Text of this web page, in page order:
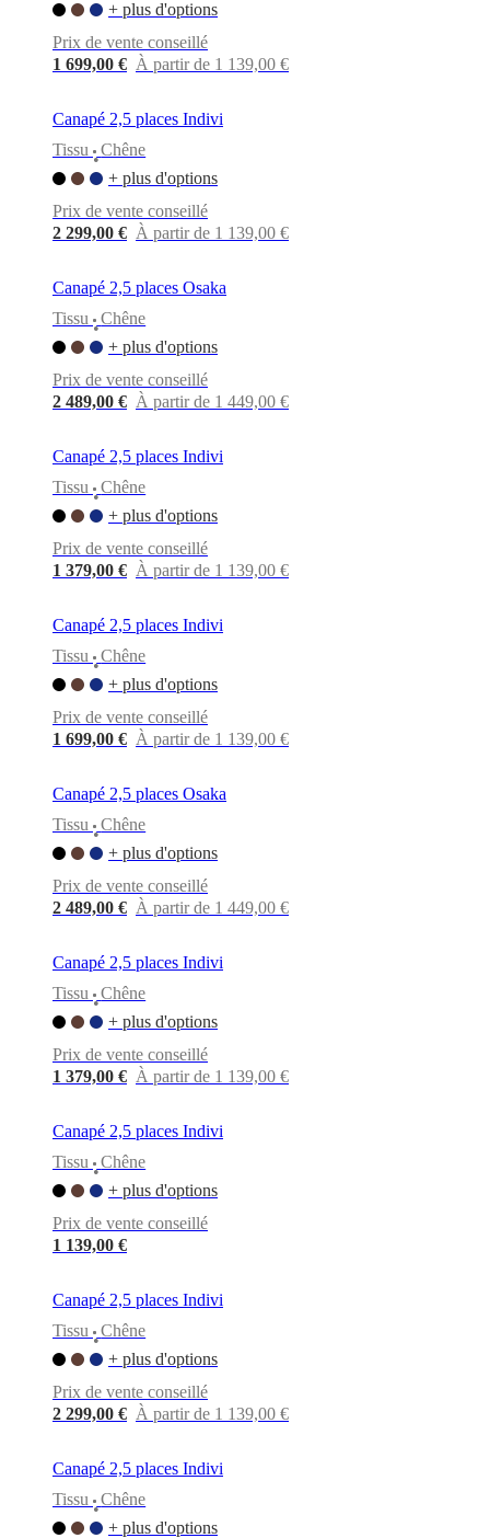
l’entreprise L’histoireEspace
Savoir-
qualitéRencontre
designersPersonnalisationCarrières
certificationsDéclaration
d’accessibilitéDevenir
Program
Projects Articles
+ plus d'options
Prix de vente conseillé
1 699,00 € À partir de 1 139,00 €
Canapé 2,5 places Indivi
Tissu
•
Chêne
+ plus d'options
Prix de vente conseillé
2 299,00 € À partir de 1 139,00 €
Canapé 2,5 places Osaka
Tissu
•
Chêne
+ plus d'options
Prix de vente conseillé
2 489,00 € À partir de 1 449,00 €
Canapé 2,5 places Indivi
Tissu
•
Chêne
+ plus d'options
Prix de vente conseillé
1 379,00 € À partir de 1 139,00 €
Canapé 2,5 places Indivi
Tissu
•
Chêne
+ plus d'options
Prix de vente conseillé
1 699,00 € À partir de 1 139,00 €
Canapé 2,5 places Osaka
Tissu
•
Chêne
+ plus d'options
Prix de vente conseillé
2 489,00 € À partir de 1 449,00 €
Canapé 2,5 places Indivi
Tissu
•
Chêne
+ plus d'options
Prix de vente conseillé
1 379,00 € À partir de 1 139,00 €
Canapé 2,5 places Indivi
Tissu
•
Chêne
+ plus d'options
Prix de vente conseillé
1 139,00 €
Canapé 2,5 places Indivi
Tissu
•
Chêne
+ plus d'options
Prix de vente conseillé
2 299,00 € À partir de 1 139,00 €
Canapé 2,5 places Indivi
Tissu
•
Chêne
+ plus d'options